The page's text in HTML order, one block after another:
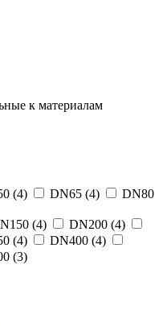
к материалам
(4) DN65 (4)
DN80
(4) DN200 (4)
(4) DN400 (4)
(3)